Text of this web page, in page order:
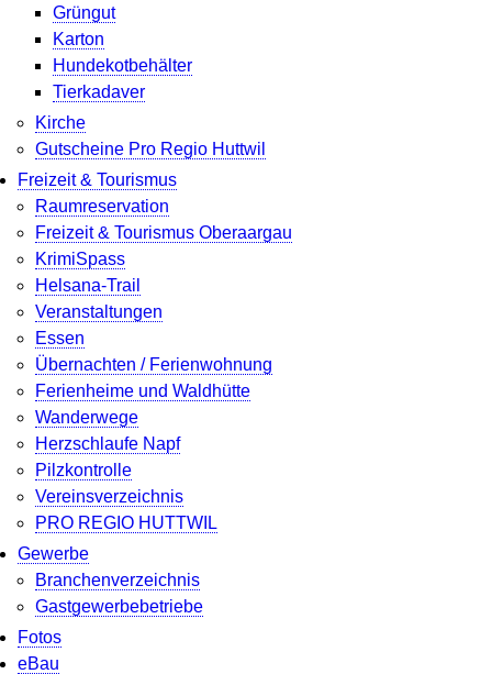
Grüngut
Karton
Hundekotbehälter
Tierkadaver
Kirche
Gutscheine Pro Regio Huttwil
Freizeit & Tourismus
Raumreservation
Freizeit & Tourismus Oberaargau
KrimiSpass
Helsana-Trail
Veranstaltungen
Essen
Übernachten / Ferienwohnung
Ferienheime und Waldhütte
Wanderwege
Herzschlaufe Napf
Pilzkontrolle
Vereinsverzeichnis
PRO REGIO HUTTWIL
Gewerbe
Branchenverzeichnis
Gastgewerbebetriebe
Fotos
eBau